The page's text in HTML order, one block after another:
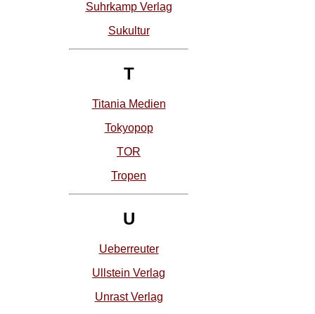
Suhrkamp Verlag
Sukultur
T
Titania Medien
Tokyopop
TOR
Tropen
U
Ueberreuter
Ullstein Verlag
Unrast Verlag